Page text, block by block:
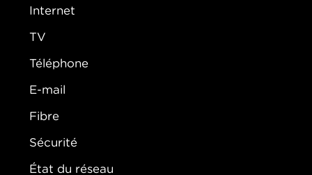
Internet
TV
Téléphone
E-mail
Fibre
Sécurité
État du réseau